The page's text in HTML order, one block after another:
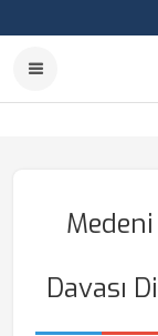
Davası